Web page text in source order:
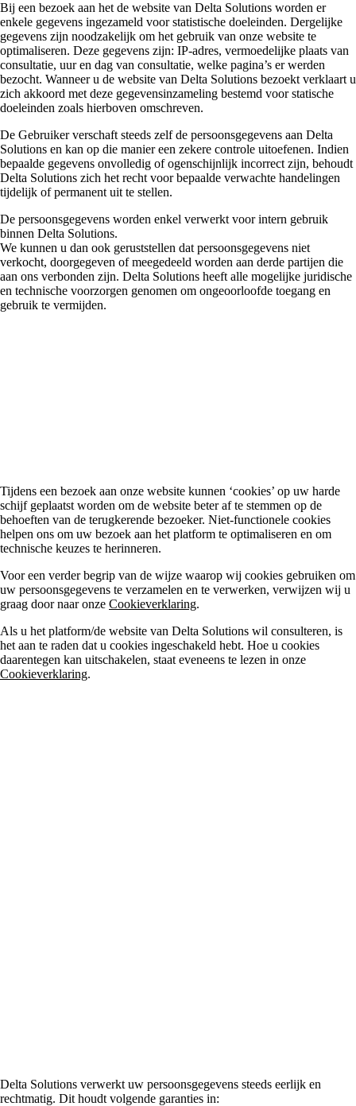
Bij een bezoek aan het de website van Delta Solutions worden er
enkele gegevens ingezameld voor statistische doeleinden. Dergelijke
gegevens zijn noodzakelijk om het gebruik van onze website te
optimaliseren. Deze gegevens zijn: IP-adres, vermoedelijke plaats van
consultatie, uur en dag van consultatie, welke pagina’s er werden
bezocht. Wanneer u de website van Delta Solutions bezoekt verklaart u
zich akkoord met deze gegevensinzameling bestemd voor statische
doeleinden zoals hierboven omschreven.
De Gebruiker verschaft steeds zelf de persoonsgegevens aan Delta
Solutions en kan op die manier een zekere controle uitoefenen. Indien
bepaalde gegevens onvolledig of ogenschijnlijk incorrect zijn, behoudt
Delta Solutions zich het recht voor bepaalde verwachte handelingen
tijdelijk of permanent uit te stellen.
De persoonsgegevens worden enkel verwerkt voor intern gebruik
binnen Delta Solutions.
We kunnen u dan ook geruststellen dat persoonsgegevens niet
verkocht, doorgegeven of meegedeeld worden aan derde partijen die
aan ons verbonden zijn. Delta Solutions heeft alle mogelijke juridische
en technische voorzorgen genomen om ongeoorloofde toegang en
gebruik te vermijden.
Tijdens een bezoek aan onze website kunnen ‘cookies’ op uw harde
schijf geplaatst worden om de website beter af te stemmen op de
behoeften van de terugkerende bezoeker. Niet-functionele cookies
helpen ons om uw bezoek aan het platform te optimaliseren en om
technische keuzes te herinneren.
Voor een verder begrip van de wijze waarop wij cookies gebruiken om
uw persoonsgegevens te verzamelen en te verwerken, verwijzen wij u
graag door naar onze Cookieverklaring.
Als u het platform/de website van Delta Solutions wil consulteren, is
het aan te raden dat u cookies ingeschakeld hebt. Hoe u cookies
daarentegen kan uitschakelen, staat eveneens te lezen in onze
Cookieverklaring.
Delta Solutions verwerkt uw persoonsgegevens steeds eerlijk en
rechtmatig. Dit houdt volgende garanties in: